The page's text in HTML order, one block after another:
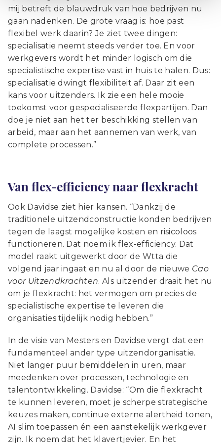
mij betreft de blauwdruk van hoe bedrijven nu
gaan nadenken. De grote vraag is: hoe past
flexibel werk daarin? Je ziet twee dingen:
specialisatie neemt steeds verder toe. En voor
werkgevers wordt het minder logisch om die
specialistische expertise vast in huis te halen. Dus:
specialisatie dwingt flexibiliteit af. Daar zit een
kans voor uitzenders. Ik zie een hele mooie
toekomst voor gespecialiseerde flexpartijen. Dan
doe je niet aan het ter beschikking stellen van
arbeid, maar aan het aannemen van werk, van
complete processen.”
Van flex-efficiency naar flexkracht
Ook Davidse ziet hier kansen. “Dankzij de
traditionele uitzendconstructie konden bedrijven
tegen de laagst mogelijke kosten en risicoloos
functioneren. Dat noem ik flex-efficiency. Dat
model raakt uitgewerkt door de Wtta die
volgend jaar ingaat en nu al door de nieuwe Cao
voor Uitzendkrachten. Als uitzender draait het nu
om je flexkracht: het vermogen om precies de
specialistische expertise te leveren die
organisaties tijdelijk nodig hebben.”
In de visie van Mesters en Davidse vergt dat een
fundamenteel ander type uitzendorganisatie.
Niet langer puur bemiddelen in uren, maar
meedenken over processen, technologie en
talentontwikkeling. Davidse: “Om die flexkracht
te kunnen leveren, moet je scherpe strategische
keuzes maken, continue externe alertheid tonen,
AI slim toepassen én een aanstekelijk werkgever
zijn. Ik noem dat het klavertjevier. En het